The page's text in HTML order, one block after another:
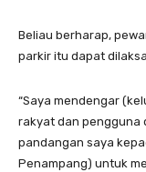
Beliau berharap,
parkir itu dapat
“Saya mendengar
rakyat dan pengguna
pandangan saya
Penampang) untuk